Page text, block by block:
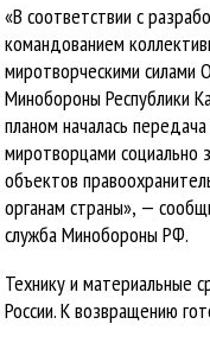
«В соответствии с
командованием
миротворческими силами
Минобороны Республики
планом началась
миротворцами социально
объектов
органам страны», —
служба Минобороны РФ.
Технику и материальные
России. К возвращению